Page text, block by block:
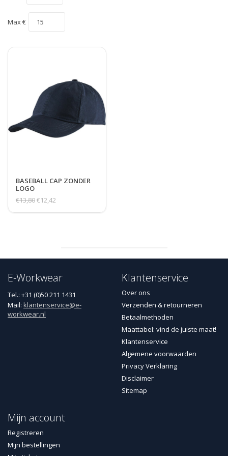
Max €
BASEBALL CAP ZONDER
LOGO
€13,80€12,42
E-Workwear
Tel.: +31 (0)50 211 1431
Mail: klantenservice@e-
workwear.nl
Klantenservice
Over ons
Verzenden & retourneren
Betaalmethoden
Maattabel: vind de juiste maat!
Klantenservice
Algemene voorwaarden
Privacy Verklaring
Disclaimer
Sitemap
Mijn account
Registreren
Mijn bestellingen